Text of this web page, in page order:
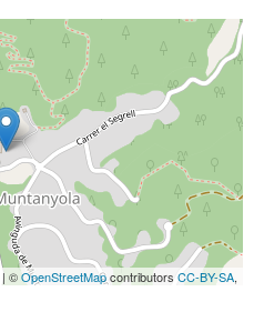
| ©OpenStreetMapcontributors CC-BY-SA,